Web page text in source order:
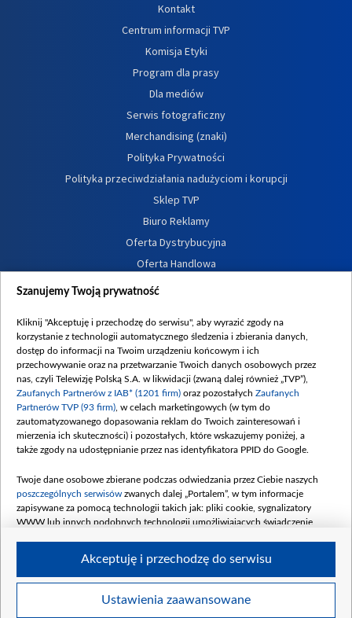
Kontakt
Centrum informacji TVP
Komisja Etyki
Program dla prasy
Dla mediów
Serwis fotograficzny
Merchandising (znaki)
Polityka Prywatności
Polityka przeciwdziałania nadużyciom i korupcji
Sklep TVP
Biuro Reklamy
Oferta Dystrybucyjna
Oferta Handlowa
Dostępność
Procedura zgłoszeń wewnętrznych
Szanujemy Twoją prywatność
Kliknij "Akceptuję i przechodzę do serwisu", aby wyrazić zgody na
korzystanie z technologii automatycznego śledzenia i zbierania danych,
dostęp do informacji na Twoim urządzeniu końcowym i ich
przechowywanie oraz na przetwarzanie Twoich danych osobowych przez
nas, czyli Telewizję Polską S.A. w likwidacji (zwaną dalej również „TVP”),
Zaufanych Partnerów z IAB* (1201 firm) oraz pozostałych Zaufanych
Partnerów TVP (93 firm) , w celach marketingowych (w tym do
zautomatyzowanego dopasowania reklam do Twoich zainteresowań i
mierzenia ich skuteczności) i pozostałych, które wskazujemy poniżej, a
także zgody na udostępnianie przez nas identyfikatora PPID do Google.
Twoje dane osobowe zbierane podczas odwiedzania przez Ciebie naszych
poszczególnych serwisów zwanych dalej „Portalem”, w tym informacje
zapisywane za pomocą technologii takich jak: pliki cookie, sygnalizatory
WWW lub innych podobnych technologii umożliwiających świadczenie
Twoje dane osobowe zbierane podczas odwiedzania przez Ciebie
Ustawienia zaawansowane
Akceptuję i przechodzę do serwisu